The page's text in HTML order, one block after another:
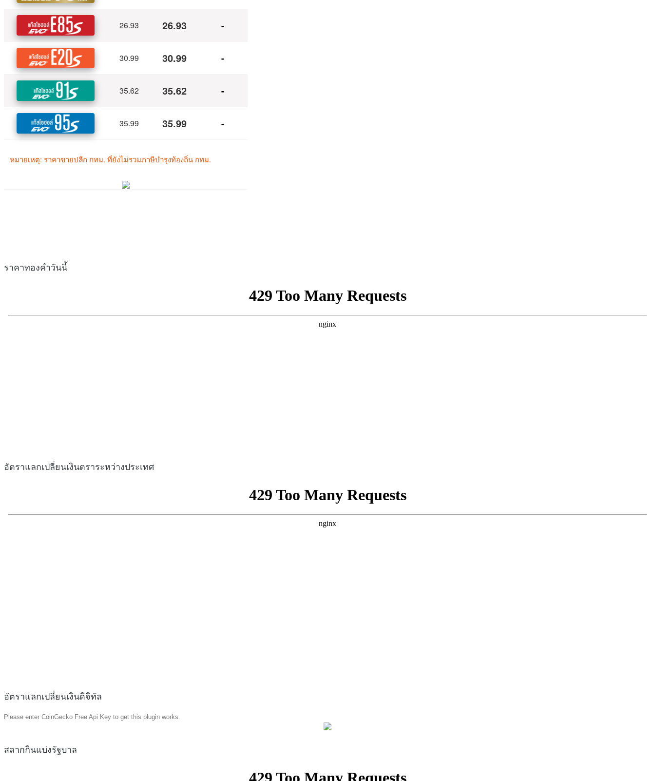
ราคาทองคำวันนี้
อัตราแลกเปลี่ยนเงินตราระหว่างประเทศ
อัตราแลกเปลี่ยนเงินดิจิทัล
Please enter CoinGecko Free Api Key to get this plugin works.
สลากกินแบ่งรัฐบาล